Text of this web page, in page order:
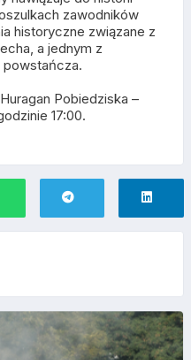
zawodników
historyczne związane z
a jednym z
Pobiedziska –
17:00.